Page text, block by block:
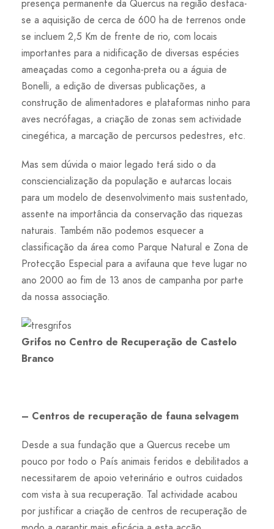
presença permanente da Quercus na região destaca-
se a aquisição de cerca de 600 ha de terrenos onde
se incluem 2,5 Km de frente de rio, com locais
importantes para a nidificação de diversas espécies
ameaçadas como a cegonha-preta ou a águia de
Bonelli, a edição de diversas publicações, a
construção de alimentadores e plataformas ninho para
aves necrófagas, a criação de zonas sem actividade
cinegética, a marcação de percursos pedestres, etc.
Mas sem dúvida o maior legado terá sido o da
consciencialização da população e autarcas locais
para um modelo de desenvolvimento mais sustentado,
assente na importância da conservação das riquezas
naturais. Também não podemos esquecer a
classificação da área como Parque Natural e Zona de
Protecção Especial para a avifauna que teve lugar no
ano 2000 ao fim de 13 anos de campanha por parte
da nossa associação.
Grifos no Centro de Recuperação de Castelo
Branco
– Centros de recuperação de fauna selvagem
Desde a sua fundação que a Quercus recebe um
pouco por todo o País animais feridos e debilitados a
necessitarem de apoio veterinário e outros cuidados
com vista à sua recuperação. Tal actividade acabou
por justificar a criação de centros de recuperação de